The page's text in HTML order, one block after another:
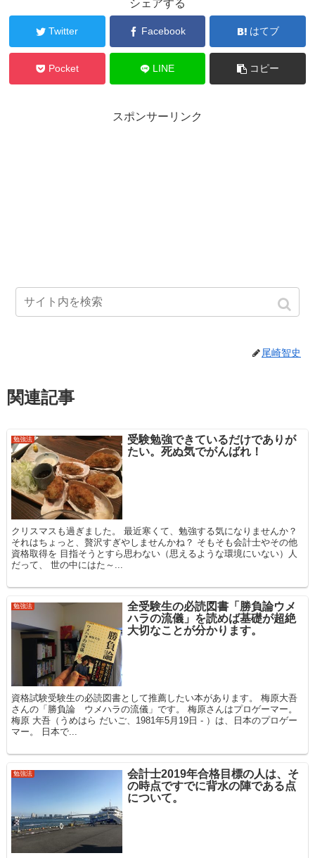
シェアする
Twitter Facebook はてブ
Pocket LINE コピー
スポンサーリンク
尾崎智史
関連記事
勉強法
受験勉強できているだけでありが
たい。死ぬ気でがんばれ！
クリスマスも過ぎました。 最近寒くて、勉強する気になりませんか？
それはちょっと、贅沢すぎやしませんかね？ そもそも会計士やその他
資格取得を 目指そうとすら思わない（思えるような環境にいない）人
だって、 世の中にはた～...
勉強法
全受験生の必読図書「勝負論ウメ
ハラの流儀」を読めば基礎が超絶
大切なことが分かります。
資格試験受験生の必読図書として推薦したい本があります。 梅原大吾
さんの「勝負論 ウメハラの流儀」です。 梅原さんはプロゲーマー。
梅原 大吾（うめはら だいご、1981年5月19日 - ）は、日本のプロゲー
マー。 日本で...
勉強法
会計士2019年合格目標の人は、そ
の時点ですでに背水の陣である点
について。